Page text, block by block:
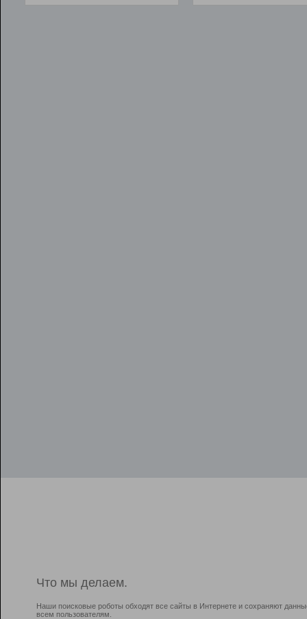
Что мы делаем.
Наши поисковые роботы обходят все сайты в Интернете и сохраняют
всем пользователям.